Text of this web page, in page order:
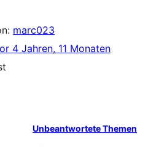
marc023
4 Jahren, 11 Monaten
Unbeantwortete Themen